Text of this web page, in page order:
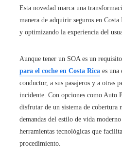
Esta novedad marca una
manera de adquirir seguros en
y optimizando la experiencia del
Aunque tener un SOA es un
para el coche en Costa Rica es una
conductor, a sus pasajeros y a otras
incidente. Con opciones como Auto
disfrutar de un sistema de cobertura
demandas del estilo de vida
herramientas tecnológicas que
procedimiento.